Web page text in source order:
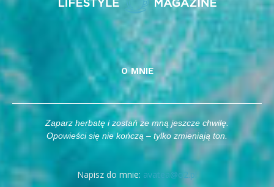
O MNIE
Zaparz herbatę i zostań ze mną jeszcze chwilę.
Opowieści się nie kończą – tylko zmieniają ton.
Napisz do mnie: avatea@o2.pl